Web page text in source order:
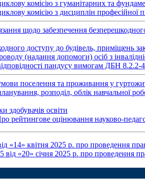
комісію з гуманітарних та
комісію з дисциплін професійної
щодо забезпечення
доступу до будівель, приміщень
(надання допомоги) осіб з
пандусу вимогам ДБН 8.2.2-
поселення та проживання у
розподіл, облік навчальної
здобувачів освіти
оцінювання науково-
«14» квітня 2025 р. про проведення
від «20» січня 2025 р. про проведення